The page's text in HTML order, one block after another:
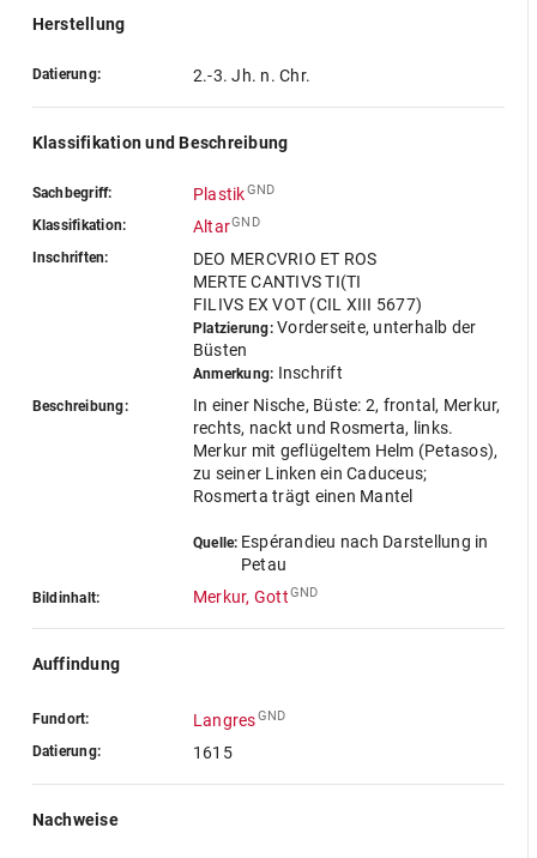
Herstellung
Datierung: 2.-3. Jh. n. Chr.
Klassifikation und Beschreibung
Sachbegriff: PlastikGND
Klassifikation: AltarGND
Inschriften:
DEO MERCVRIO ET ROS
MERTE CANTIVS TI(TI
FILIVS EX VOT (CIL XIII 5677)
Platzierung:Vorderseite, unterhalb der
Büsten
Anmerkung: Inschrift
Beschreibung:
In einer Nische, Büste: 2, frontal, Merkur,
rechts, nackt und Rosmerta, links.
Merkur mit geflügeltem Helm (Petasos),
zu seiner Linken ein Caduceus;
Rosmerta trägt einen Mantel
Quelle: Espérandieu nach Darstellung in
Petau
Bildinhalt: Merkur, GottGND
Auffindung
Fundort: LangresGND
Datierung: 1615
Nachweise